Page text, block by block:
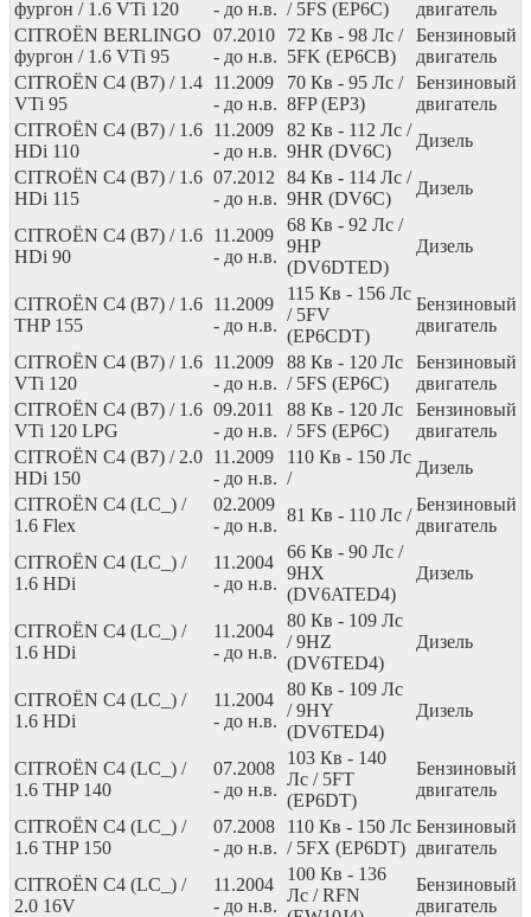
фургон / 1.6 VTi 120 - до н.в. / 5FS (EP6C)
двигатель
CITROËN BERLINGO
фургон / 1.6 VTi 95
07.2010
- до н.в.
72 Кв - 98 Лс /
5FK (EP6CB)
Бензиновый
двигатель
CITROËN C4 (B7) / 1.4
VTi 95
11.2009
- до н.в.
70 Кв - 95 Лс /
8FP (EP3)
Бензиновый
двигатель
CITROËN C4 (B7) / 1.6
HDi 110
11.2009
- до н.в.
82 Кв - 112 Лс /
9HR (DV6C)
Дизель
CITROËN C4 (B7) / 1.6
HDi 115
07.2012
- до н.в.
84 Кв - 114 Лс /
9HR (DV6C)
Дизель
CITROËN C4 (B7) / 1.6
HDi 90
11.2009
- до н.в.
68 Кв - 92 Лс /
9HP
(DV6DTED)
Дизель
CITROËN C4 (B7) / 1.6
THP 155
11.2009
- до н.в.
115 Кв - 156 Лс
/ 5FV
(EP6CDT)
Бензиновый
двигатель
CITROËN C4 (B7) / 1.6
VTi 120
11.2009
- до н.в.
88 Кв - 120 Лс
/ 5FS (EP6C)
Бензиновый
двигатель
CITROËN C4 (B7) / 1.6
VTi 120 LPG
09.2011
- до н.в.
88 Кв - 120 Лс
/ 5FS (EP6C)
Бензиновый
двигатель
CITROËN C4 (B7) / 2.0
HDi 150
11.2009
- до н.в.
110 Кв - 150 Лс
/
Дизель
CITROËN C4 (LC_) /
1.6 Flex
02.2009
- до н.в.
81 Кв - 110 Лс /
Бензиновый
двигатель
CITROËN C4 (LC_) /
1.6 HDi
11.2004
- до н.в.
66 Кв - 90 Лс /
9HX
(DV6ATED4)
Дизель
CITROËN C4 (LC_) /
1.6 HDi
11.2004
- до н.в.
80 Кв - 109 Лс
/ 9HZ
(DV6TED4)
Дизель
CITROËN C4 (LC_) /
1.6 HDi
11.2004
- до н.в.
80 Кв - 109 Лс
/ 9HY
(DV6TED4)
Дизель
CITROËN C4 (LC_) /
1.6 THP 140
07.2008
- до н.в.
103 Кв - 140
Лс / 5FT
(EP6DT)
Бензиновый
двигатель
CITROËN C4 (LC_) /
1.6 THP 150
07.2008
- до н.в.
110 Кв - 150 Лс
/ 5FX (EP6DT)
Бензиновый
двигатель
CITROËN C4 (LC_) /
2.0 16V
11.2004
- до н.в.
100 Кв - 136
Лс / RFN
Бензиновый
двигатель